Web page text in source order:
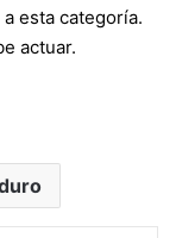
esta categoría.
actuar.